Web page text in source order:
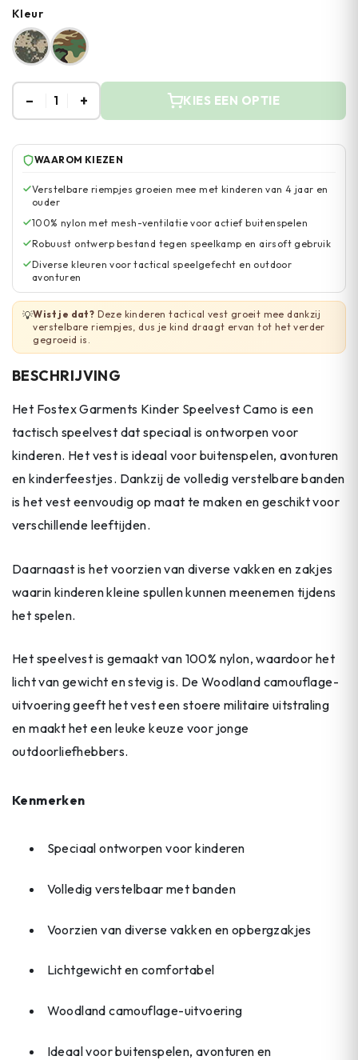
Kleur
– 1 + KIES EEN OPTIE
WAAROM KIEZEN
Verstelbare riempjes groeien mee met kinderen van 4 jaar en
ouder
100% nylon met mesh-ventilatie voor actief buitenspelen
Robuust ontwerp bestand tegen speelkamp en airsoft gebruik
Diverse kleuren voor tactical speelgefecht en outdoor
avonturen
💡Wist je dat? Deze kinderen tactical vest groeit mee dankzij
verstelbare riempjes, dus je kind draagt ervan tot het verder
gegroeid is.
BESCHRIJVING
Het Fostex Garments Kinder Speelvest Camo is een
tactisch speelvest dat speciaal is ontworpen voor
kinderen. Het vest is ideaal voor buitenspelen, avonturen
en kinderfeestjes. Dankzij de volledig verstelbare banden
is het vest eenvoudig op maat te maken en geschikt voor
verschillende leeftijden.
Daarnaast is het voorzien van diverse vakken en zakjes
waarin kinderen kleine spullen kunnen meenemen tijdens
het spelen.
Het speelvest is gemaakt van 100% nylon, waardoor het
licht van gewicht en stevig is. De Woodland camouflage-
uitvoering geeft het vest een stoere militaire uitstraling
en maakt het een leuke keuze voor jonge
outdoorliefhebbers.
Kenmerken
Speciaal ontworpen voor kinderen
Volledig verstelbaar met banden
Voorzien van diverse vakken en opbergzakjes
Lichtgewicht en comfortabel
Woodland camouflage-uitvoering
Ideaal voor buitenspelen, avonturen en